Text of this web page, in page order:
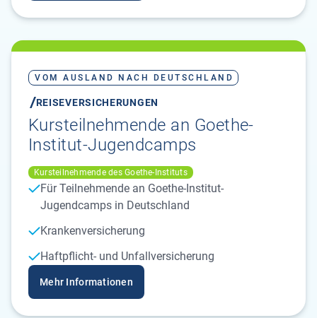
VOM AUSLAND NACH DEUTSCHLAND
REISEVERSICHERUNGEN
Kursteilnehmende an Goethe-
Institut-Jugendcamps
Kursteilnehmende des Goethe-Instituts
Für Teilnehmende an Goethe-Institut-
Jugendcamps in Deutschland
Krankenversicherung
Haftpflicht- und Unfallversicherung
Mehr Informationen